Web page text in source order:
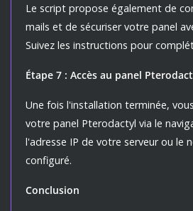
Le script propose également de
mails et de sécuriser votre panel
Suivez les instructions pour
Étape 7 : Accès au panel
Une fois l'installation terminée,
votre panel Pterodactyl via le
l'adresse IP de votre serveur ou le
configuré.
Conclusion